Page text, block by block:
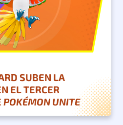
SUBEN LA
EL TERCER
POKÉMON UNITE